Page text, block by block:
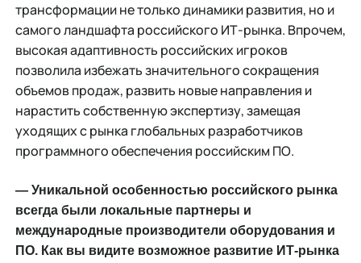
трансформации не только динамики развития, но и
самого ландшафта российского ИТ-рынка. Впрочем,
высокая адаптивность российских игроков
позволила избежать значительного сокращения
объемов продаж, развить новые направления и
нарастить собственную экспертизу, замещая
уходящих с рынка глобальных разработчиков
программного обеспечения российским ПО.
— Уникальной особенностью российского рынка
всегда были локальные партнеры и
международные производители оборудования и
ПО. Как вы видите возможное развитие ИТ-рынка